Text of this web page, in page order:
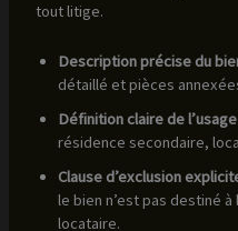
tout litige.
Description précise du
détaillé et pièces
Définition claire de l’usage
résidence secondaire,
Clause d’exclusion
le bien n’est pas destiné
locataire.